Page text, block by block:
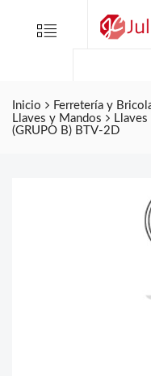
Menu
Inicio Ferretería y
Llaves y Mandos
(GRUPO B) BTV-2D
Folletos
Contacto